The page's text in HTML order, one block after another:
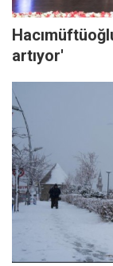
artıyor'